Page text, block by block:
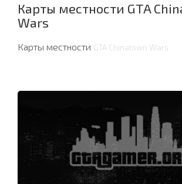
Карты местности GTA
Wars
Карты местности GTA Chinatown Wars